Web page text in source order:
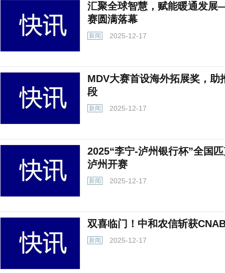
汇聚全球智慧，赋能暖通发
赛圆满落幕
新闻 2025-12-17
MDV大赛首设海外拓展奖，助
段
新闻 2025-12-17
2025“李宁-泸州银行杯”全国
泸州开赛
新闻 2025-12-17
双喜临门！中和农信斩获
新闻 2025-12-17